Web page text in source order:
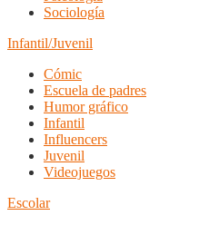
Sociología
Infantil/Juvenil
Cómic
Escuela de padres
Humor gráfico
Infantil
Influencers
Juvenil
Videojuegos
Escolar